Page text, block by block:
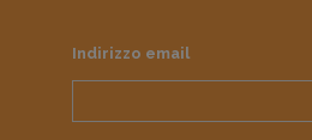
Indirizzo email